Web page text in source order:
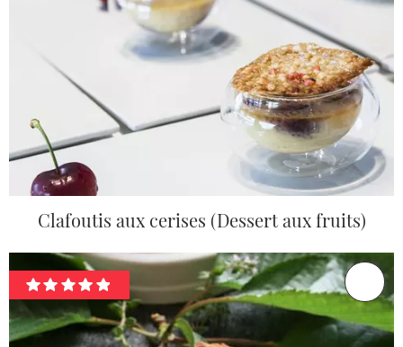
Clafoutis aux cerises (Dessert aux fruits)